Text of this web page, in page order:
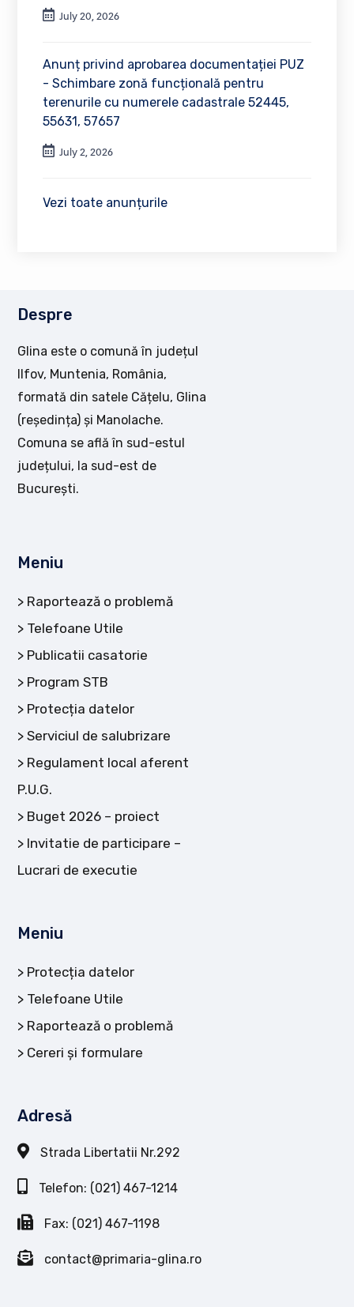
July 20, 2026
Anunț privind aprobarea documentației PUZ
- Schimbare zonă funcțională pentru
terenurile cu numerele cadastrale 52445,
55631, 57657
July 2, 2026
Vezi toate anunțurile
Despre
Glina este o comună în județul
Ilfov, Muntenia, România,
formată din satele Cățelu, Glina
(reședința) și Manolache.
Comuna se află în sud-estul
județului, la sud-est de
București.
Meniu
Raportează o problemă
Telefoane Utile
Publicatii casatorie
Program STB
Protecția datelor
Serviciul de salubrizare
Regulament local aferent
P.U.G.
Buget 2026 – proiect
Invitatie de participare –
Lucrari de executie
Meniu
Protecția datelor
Telefoane Utile
Raportează o problemă
Cereri și formulare
Adresă
Strada Libertatii Nr.292
Telefon: (021) 467-1214
Fax: (021) 467-1198
contact@primaria-glina.ro